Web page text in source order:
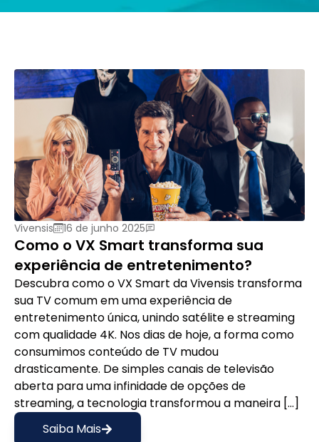
Vivensis 16 de junho 2025
Como o VX Smart transforma sua
experiência de entretenimento?
Descubra como o VX Smart da Vivensis transforma
sua TV comum em uma experiência de
entretenimento única, unindo satélite e streaming
com qualidade 4K. Nos dias de hoje, a forma como
consumimos conteúdo de TV mudou
drasticamente. De simples canais de televisão
aberta para uma infinidade de opções de
streaming, a tecnologia transformou a maneira […]
Saiba Mais